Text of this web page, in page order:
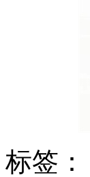
标签：